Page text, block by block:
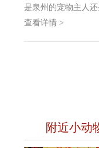
是泉州的宠物主人
人会担心宠物火化后
拥有自己的宠物火
查看详情 >
附近小动